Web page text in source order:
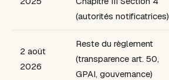
(autorités notificatrices)
2 août
2026
Reste du règlement
(transparence art. 50,
GPAI, gouvernance)